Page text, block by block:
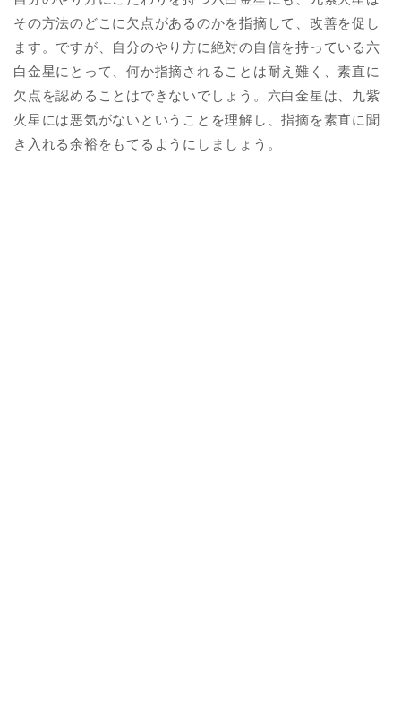
その方法のどこに欠点があるのかを指摘して、改善を促し
ます。ですが、自分のやり方に絶対の自信を持っている六
白金星にとって、何か指摘されることは耐え難く、素直に
欠点を認めることはできないでしょう。六白金星は、九紫
火星には悪気がないということを理解し、指摘を素直に聞
き入れる余裕をもてるようにしましょう。